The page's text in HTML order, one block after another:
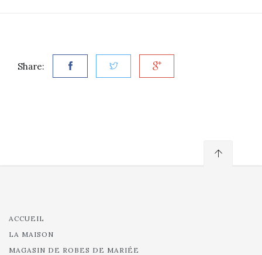
Share:
ACCUEIL
LA MAISON
MAGASIN DE ROBES DE MARIÉE